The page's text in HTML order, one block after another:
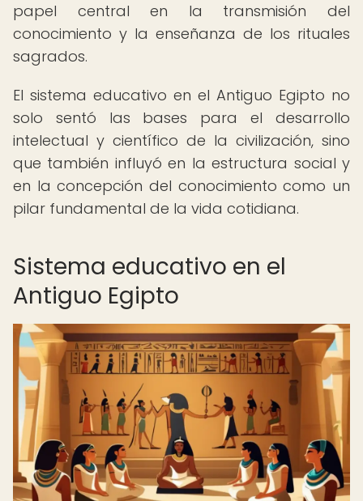
papel central en la transmisión del
conocimiento y la enseñanza de los rituales
sagrados.
El sistema educativo en el Antiguo Egipto no
solo sentó las bases para el desarrollo
intelectual y científico de la civilización, sino
que también influyó en la estructura social y
en la concepción del conocimiento como un
pilar fundamental de la vida cotidiana.
Sistema educativo en el
Antiguo Egipto